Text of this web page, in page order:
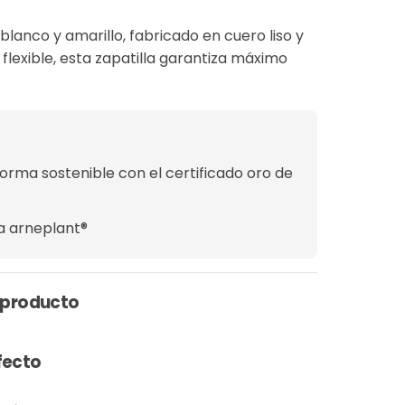
y amarillo, fabricado en cuero liso y
esta zapatilla garantiza máximo
sostenible con el certificado oro de
arneplant®